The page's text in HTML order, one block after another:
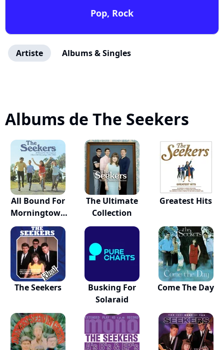
Pop, Rock
Artiste Albums & Singles
Albums de The Seekers
All Bound For
Morningtown
(th...
The Ultimate
Collection
Greatest Hits
The Seekers
Busking For
Solaraid
Come The Day